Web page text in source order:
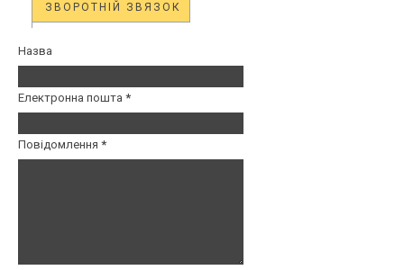
ЗВОРОТНІЙ ЗВЯЗОК
Назва
Електронна пошта *
Повідомлення *